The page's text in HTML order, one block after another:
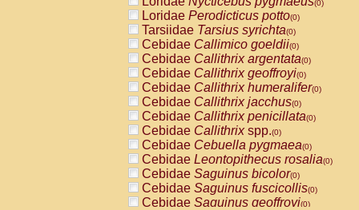
(0)
Loridae Perodicticus potto(0)
Tarsiidae Tarsius syrichta(0)
Cebidae Callimico goeldii(0)
Cebidae Callithrix argentata(0)
Cebidae Callithrix geoffroyi(0)
Cebidae Callithrix humeralifer(0)
Cebidae Callithrix jacchus(0)
Cebidae Callithrix penicillata(0)
Cebidae Callithrixspp.(0)
Cebidae Cebuella pygmaea(0)
Cebidae Leontopithecus rosalia(0)
Cebidae Saguinus bicolor(0)
Cebidae Saguinus fuscicollis(0)
Cebidae Saguinus geoffroyi(0)